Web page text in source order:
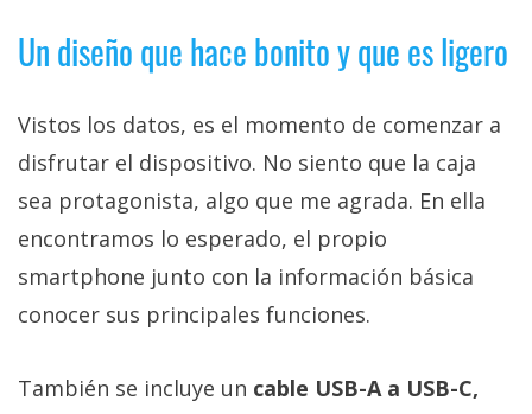
Un diseño que hace bonito y que es ligero
Vistos los datos, es el momento de comenzar a
disfrutar el dispositivo. No siento que la caja
sea protagonista, algo que me agrada. En ella
encontramos lo esperado, el propio
smartphone junto con la información básica
conocer sus principales funciones.
También se incluye un cable USB-A a USB-C,